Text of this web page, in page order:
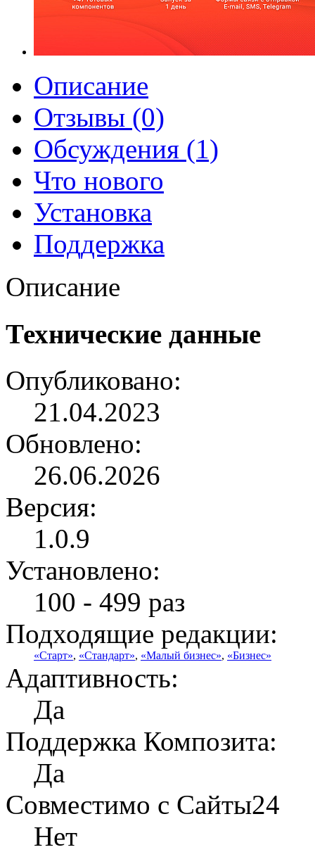
Описание
Отзывы (0)
Обсуждения (1)
Что нового
Установка
Поддержка
Описание
Технические данные
Опубликовано:
21.04.2023
Обновлено:
26.06.2026
Версия:
1.0.9
Установлено:
100 - 499 раз
Подходящие редакции:
«Старт», «Стандарт», «Малый бизнес», «Бизнес»
Адаптивность:
Да
Поддержка Композита:
Да
Совместимо с Сайты24
Нет